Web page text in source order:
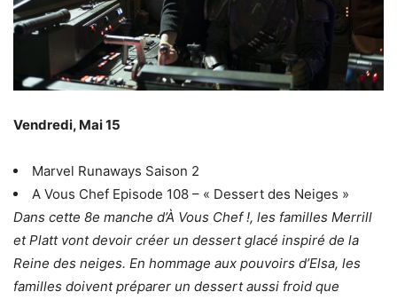
Vendredi, Mai 15
Marvel Runaways Saison 2
A Vous Chef Episode 108 – « Dessert des Neiges »
Dans cette 8e manche d’À Vous Chef !, les familles Merrill
et Platt vont devoir créer un dessert glacé inspiré de la
Reine des neiges. En hommage aux pouvoirs d’Elsa, les
familles doivent préparer un dessert aussi froid que